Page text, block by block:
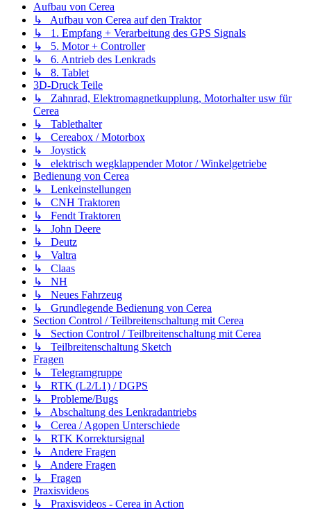
Aufbau von Cerea
↳ Aufbau von Cerea auf den Traktor
↳ 1. Empfang + Verarbeitung des GPS Signals
↳ 5. Motor + Controller
↳ 6. Antrieb des Lenkrads
↳ 8. Tablet
3D-Druck Teile
↳ Zahnrad, Elektromagnetkupplung, Motorhalter usw für
Cerea
↳ Tablethalter
↳ Cereabox / Motorbox
↳ Joystick
↳ elektrisch wegklappender Motor / Winkelgetriebe
Bedienung von Cerea
↳ Lenkeinstellungen
↳ CNH Traktoren
↳ Fendt Traktoren
↳ John Deere
↳ Deutz
↳ Valtra
↳ Claas
↳ NH
↳ Neues Fahrzeug
↳ Grundlegende Bedienung von Cerea
Section Control / Teilbreitenschaltung mit Cerea
↳ Section Control / Teilbreitenschaltung mit Cerea
↳ Teilbreitenschaltung Sketch
Fragen
↳ Telegramgruppe
↳ RTK (L2/L1) / DGPS
↳ Probleme/Bugs
↳ Abschaltung des Lenkradantriebs
↳ Cerea / Agopen Unterschiede
↳ RTK Korrektursignal
↳ Andere Fragen
↳ Andere Fragen
↳ Fragen
Praxisvideos
↳ Praxisvideos - Cerea in Action